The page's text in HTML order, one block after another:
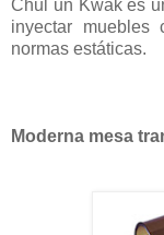
Chul un Kwak es
inyectar muebles
normas estáticas.
Moderna mesa